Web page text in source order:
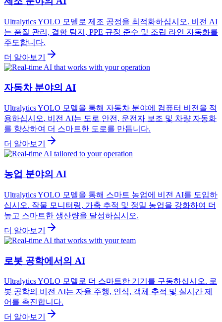
Ultralytics YOLO 모델로 제조 공정을 최적화하십시오. 비전 AI
는 품질 관리, 결함 탐지, PPE 규정 준수 및 조립 라인 자동화를
주도합니다.
더 알아보기
자동차 분야의 AI
Ultralytics YOLO 모델을 통해 자동차 분야에 컴퓨터 비전을 적
용하십시오. 비전 AI는 도로 안전, 운전자 보조 및 차량 자동화
를 향상하여 더 스마트한 도로를 만듭니다.
더 알아보기
농업 분야의 AI
Ultralytics YOLO 모델을 통해 스마트 농업에 비전 AI를 도입하
십시오. 작물 모니터링, 가축 추적 및 정밀 농업을 강화하여 더
높고 스마트한 생산량을 달성하십시오.
더 알아보기
로봇 공학에서의 AI
Ultralytics YOLO 모델로 더 스마트한 기기를 구동하십시오. 로
봇 공학의 비전 AI는 자율 주행, 인식, 객체 추적 및 실시간 제
어를 촉진합니다.
더 알아보기